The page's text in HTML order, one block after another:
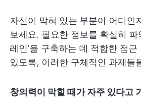
자신이 막혀 있는 부분이 어디인
보세요. 필요한 정보를 확실히
레인'을 구축하는 데 적합한 접근
있도록, 이러한 구체적인 과제들
창의력이 막힐 때가 자주 있다고